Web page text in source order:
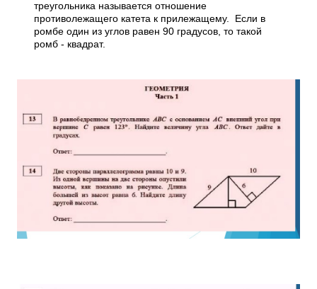
треугольника называется отношение
противолежащего катета к прилежащему. Если в
ромбе один из углов равен 90 градусов, то такой
ромб - квадрат.